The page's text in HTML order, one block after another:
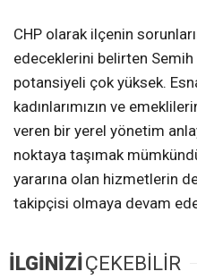
CHP olarak ilçenin
edeceklerini belirten Semih
potansiyeli çok yüksek.
kadınlarımızın ve
veren bir yerel yönetim
noktaya taşımak
yararına olan hizmetlerin
takipçisi olmaya devam
İLGİNİZİÇEKEBİLİR